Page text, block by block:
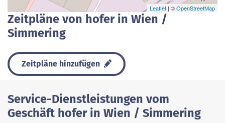
Leaflet | ©OpenStreetMap
Zeitpläne von hofer in Wien /
Simmering
Zeitpläne hinzufügen
Service-Dienstleistungen vom
Geschäft hofer in Wien / Simmering